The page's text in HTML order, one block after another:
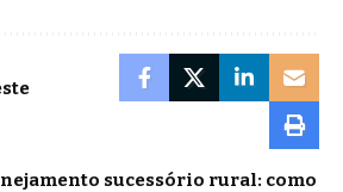
sucessório rural: como